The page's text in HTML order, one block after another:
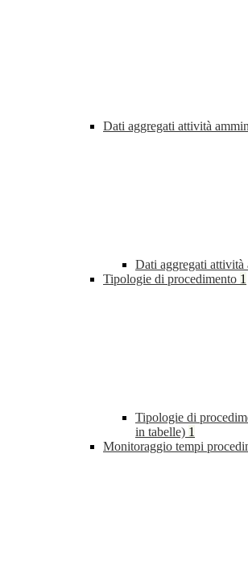
Dati aggregati attività
Dati aggregati attività
Tipologie di procedimento 1
Tipologie di
in tabelle) 1
Monitoraggio tempi